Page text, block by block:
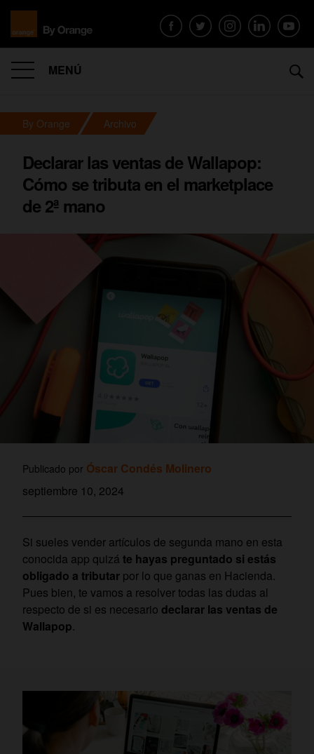
MENÚ
By Orange Archivo
Declarar las ventas de Wallapop:
Cómo se tributa en el marketplace
de 2ª mano
Publicado por Óscar Condés Molinero
septiembre 10, 2024
Si sueles vender artículos de segunda mano en esta
conocida app quizá te hayas preguntado si estás
obligado a tributar por lo que ganas en Hacienda.
Pues bien, te vamos a resolver todas las dudas al
respecto de si es necesario declarar las ventas de
Wallapop.